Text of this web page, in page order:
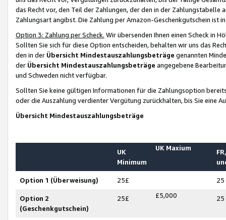
das Recht vor, den Teil der Zahlungen, der den in der
Zahlungsart angibst. Die Zahlung per Amazon-Geschenkgutschein ist
Option 3: Zahlung per Scheck. Wir übersenden Ihnen einen Scheck in
Sollten Sie sich für diese Option entscheiden, behalten wir uns das
den in der Übersicht Mindestauszahlungsbeträge genannten
der Übersicht Mindestauszahlungsbeträge angegebene
und Schweden nicht verfügbar.
Sollten Sie keine gültigen Informationen für die Zahlungsoption
oder die Auszahlung verdienter Vergütung zurückhalten, bis Sie
Übersicht Mindestauszahlungsbeträge
UK
Minimum
UK Maxium
Option 1 (Überweisung) 25£ 25
Option 2
(Geschenkgutschein)
25£ £5,000 25